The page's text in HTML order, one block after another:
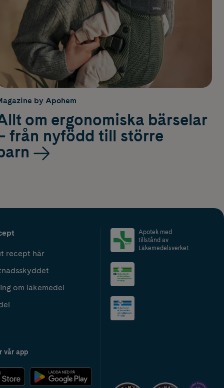
by Apohem
om ergonomiska bärselar
från nyfödd till större
recept här
om läkemedel
vår app
Apotek med
tillstånd av
Läkemedelsverket